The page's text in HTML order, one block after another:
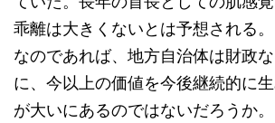
乖離は大きくないとは予想される
なのであれば、地方自治体は財政
に、今以上の価値を今後継続的に
が大いにあるのではないだろうか。